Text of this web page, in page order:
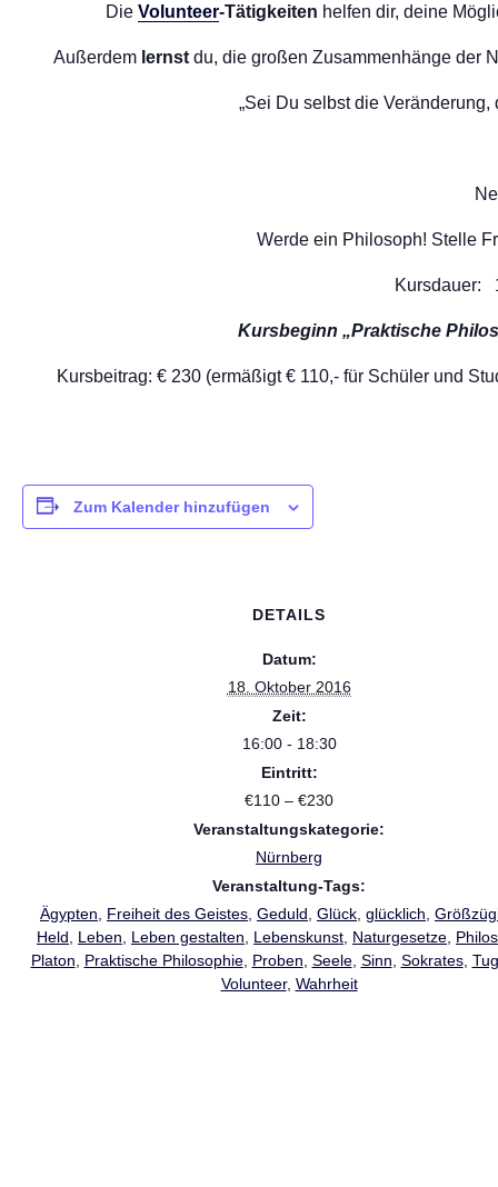
Die Volunteer-Tätigkeiten helfen dir, deine
Außerdem lernst du, die großen Zusammenhänge der
„Sei Du selbst die
Werde ein Philosoph! Stelle
Kursdauer:
Kursbeginn „Praktische
Kursbeitrag: € 230 (ermäßigt € 110,- für Schüler und
Zum Kalender hinzufügen
DETAILS
Datum:
18. Oktober 2016
Zeit:
16:00 - 18:30
Eintritt:
€110 – €230
Veranstaltungskategorie:
Nürnberg
Veranstaltung-Tags:
Ägypten
Freiheit des Geistes Geduld Glück glücklich
Held
Leben Leben gestalten Lebenskunst Naturgesetze
Platon
Praktische Philosophie, Proben Seele, Sinn Sokrates,
Volunteer, Wahrheit